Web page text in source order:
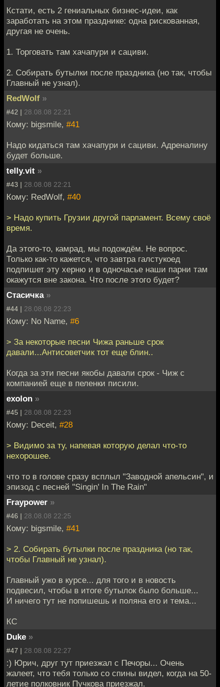
Кстати, есть 2 гениальных бизнес-идеи, как
заработать на этом празднике: одна рискованная,
другая не очень.
1. Торговать там хачапури и сациви.
2. Собирать бутылки после праздника (но так, чтобы
Главный не узнал).
RedWolf »
#42 | 28.08.08 22:21
Кому: bigsmile, #41
Надо кидаться там хачапури и сациви. Адреналину
будет больше.
telly.vit »
#43 | 28.08.08 22:21
Кому: RedWolf, #40
> Надо купить Грузии другой парламент. Всему своё
время.
Да этого-то, камрад, мы подождём. Не вопрос.
Только как-то кажется, что завтра галстукоед
подпишет эту херню и в одночасье наши парни там
окажутся вне закона. Что после этого будет?
Стасичка »
#44 | 28.08.08 22:23
Кому: No Name, #6
> За некоторые песни Чижа раньше срок
давали...Антисоветчик тот еще блин..
Когда за эти песни якобы давали срок - Чиж с
компанией еще в пеленки писили.
exolon »
#45 | 28.08.08 22:23
Кому: Deceit, #28
> Видимо за ту, напевая которую делал что-то
нехорошее.
что то в голове сразу всплыл "Заводной апельсин", и
эпизод с песней "Singin' In The Rain"
Fraypower »
#46 | 28.08.08 22:25
Кому: bigsmile, #41
> 2. Собирать бутылки после праздника (но так,
чтобы Главный не узнал).
Главный ужо в курсе... для того и в новость
подвесил, чтобы в итоге бутылок было больше...
И ничего тут не попишешь и поляна его и тема...
КС
Duke »
#47 | 28.08.08 22:27
:) Юрич, друг тут приезжал с Печоры... Очень
жалеет, что тебя только со спины видел, когда на 50-
летие полковник Пучкова приезжал.